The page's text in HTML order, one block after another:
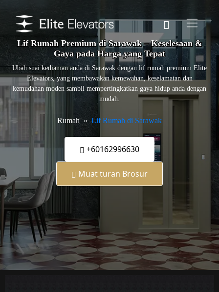
Lif Rumah Premium di Sarawak – Keselesaan &
Gaya pada Harga yang Tepat
Ubah suai kediaman anda di Sarawak dengan lif rumah premium Elite
Elevators, yang membawakan kemewahan, keselamatan dan
kemudahan moden sambil mempertingkatkan gaya hidup anda dengan
mudah.
Rumah Lif Rumah di Sarawak
+60162996630
Muat turan Brosur